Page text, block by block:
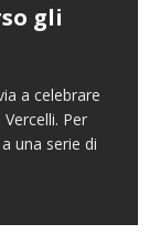
gli
a celebrare
Per
una serie di